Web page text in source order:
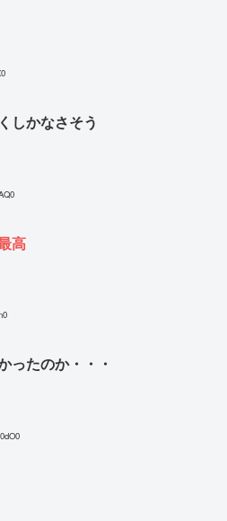
しかなさそう
高
ったのか・・・